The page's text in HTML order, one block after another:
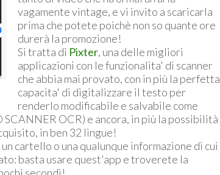
vagamente vintage, e vi invito a scaricarla
prima che potete poichè non so quante ore
durerà la promozione!
Si tratta di Pixter, una delle migliori
applicazioni con le funzionalita' di scanner
che abbia mai provato, con in più la perfetta
capacita' di digitalizzare il testo per
renderlo modificabile e salvabile come
OCR) e ancora, in più la possibilità
in ben 32 lingue!
cartello o una qualunque informazione di cui
basta usare quest'app e troverete la